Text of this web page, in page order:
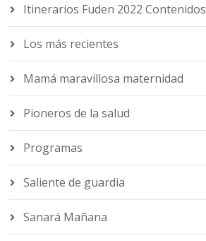
Itinerarios Fuden 2022 Contenidos
Los más recientes
Mamá maravillosa maternidad
Pioneros de la salud
Programas
Saliente de guardia
Sanará Mañana